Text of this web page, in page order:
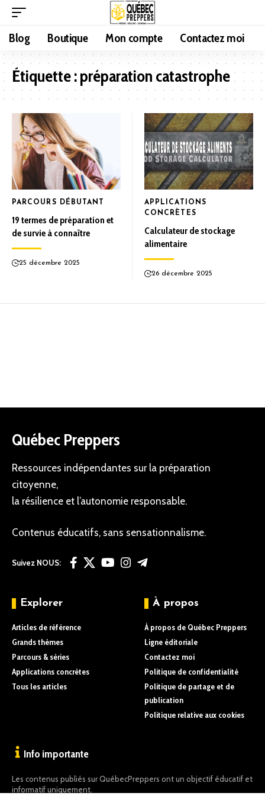
Blog Boutique Mon compte Contactez moi
Étiquette :préparation catastrophe
PARCOURS DÉBUTANT
19 termes de préparation et
de survie à connaître
25 décembre 2025
APPLICATIONS
CONCRÈTES
Calculateur de stockage
alimentaire
26 décembre 2025
Québec Preppers
Ressources indépendantes sur la préparation
citoyenne,
la résilience et l’autonomie responsable.
Contenus éducatifs, sans sensationnalisme.
Suivez NOUS:
Explorer
Articles de référence
Grands thèmes
Parcours & séries
Applications concrètes
Tous les articles
À propos
À propos de Québec Preppers
Ligne éditoriale
Contactez moi
Politique de confidentialité
Politique de partage et de
publication
Politique relative aux cookies
Info importante
Les contenus publiés sur QuébecPreppers ont un objectif éducatif et
informatif uniquement.